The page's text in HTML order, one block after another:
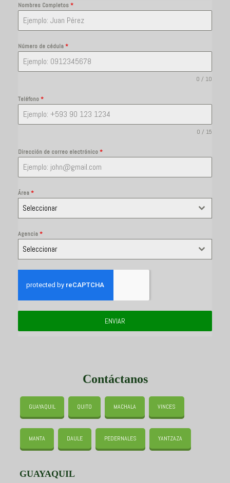
Nombres Completos*
Número de cédula*
0 / 10
Teléfono*
0 / 15
Dirección de correo electrónico*
Área*
Seleccionar
Agencia*
Seleccionar
ENVIAR
Contáctanos
GUAYAQUIL QUITO MACHALA VINCES
MANTA DAULE PEDERNALES YANTZAZA
GUAYAQUIL